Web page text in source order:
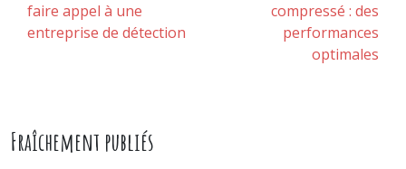
faire appel à une
entreprise de détection
compressé : des
performances
optimales
Fraîchement publiés